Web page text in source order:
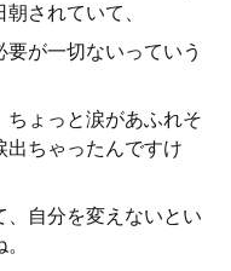
されていて、
が一切ないっていう
ょっと涙があふれそ
出ちゃったんですけ
自分を変えないとい